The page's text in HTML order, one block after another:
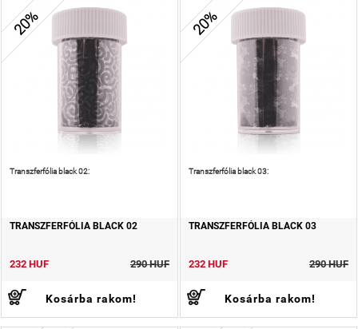
20%
Transzferfólia black 02:
TRANSZFERFÓLIA BLACK 02
232 HUF 290 HUF
Kosárba rakom!
20%
Transzferfólia black 03:
TRANSZFERFÓLIA BLACK 03
232 HUF 290 HUF
Kosárba rakom!